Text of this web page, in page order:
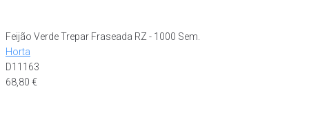
Feijão Verde Trepar Fraseada RZ - 1000 Sem.
Horta
D11163
68,80 €